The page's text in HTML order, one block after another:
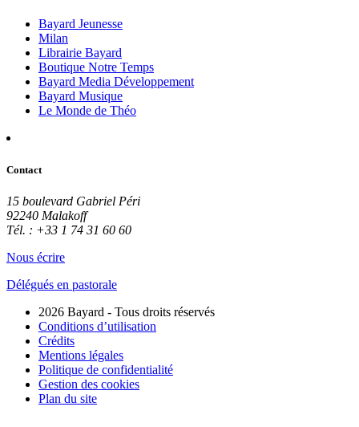
Bayard Jeunesse
Milan
Librairie Bayard
Boutique Notre Temps
Bayard Media Développement
Bayard Musique
Le Monde de Théo
Contact
15 boulevard Gabriel Péri
92240 Malakoff
Tél. : +33 1 74 31 60 60
Nous écrire
Délégués en pastorale
2026 Bayard - Tous droits réservés
Conditions d’utilisation
Crédits
Mentions légales
Politique de confidentialité
Gestion des cookies
Plan du site